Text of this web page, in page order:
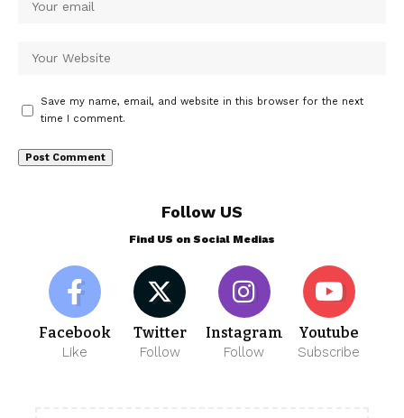
Save my name, email, and website in this browser for the next
time I comment.
Follow US
Find US on Social Medias
Facebook
Like
Twitter
Follow
Instagram
Follow
Youtube
Subscribe